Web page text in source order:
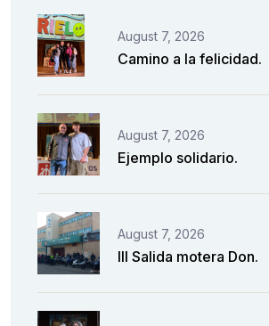
August 7, 2026
Camino a la felicidad.
August 7, 2026
Ejemplo solidario.
August 7, 2026
III Salida motera Don.